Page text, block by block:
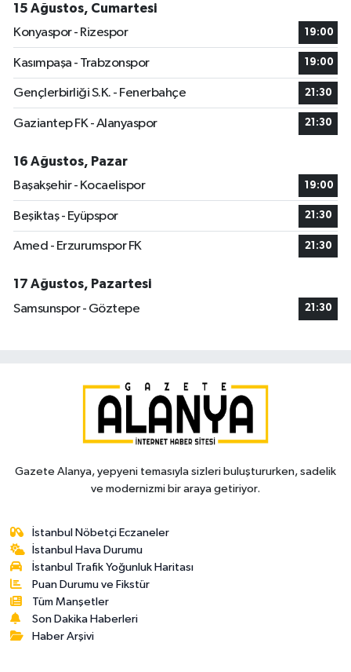
15 Ağustos, Cumartesi
Konyaspor - Rizespor
19:00
Kasımpaşa - Trabzonspor 19:00
Gençlerbirliği S.K. - Fenerbahçe 21:30
Gaziantep FK - Alanyaspor 21:30
16 Ağustos, Pazar
Başakşehir - Kocaelispor
19:00
Beşiktaş - Eyüpspor 21:30
Amed - Erzurumspor FK 21:30
17 Ağustos, Pazartesi
Samsunspor - Göztepe
21:30
Gazete Alanya, yepyeni temasıyla sizleri buluştururken, sadelik
ve modernizmi bir araya getiriyor.
İstanbul Nöbetçi Eczaneler
İstanbul Hava Durumu
İstanbul Trafik Yoğunluk Haritası
Puan Durumu ve Fikstür
Tüm Manşetler
Son Dakika Haberleri
Haber Arşivi